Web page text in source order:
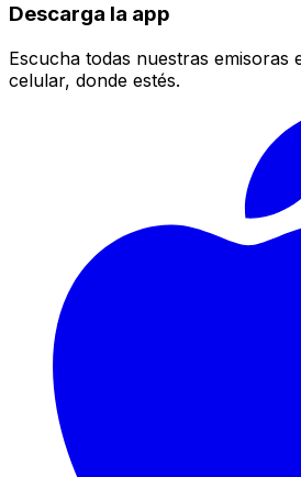
Descarga la app
Escucha todas nuestras emisoras
celular, donde estés.